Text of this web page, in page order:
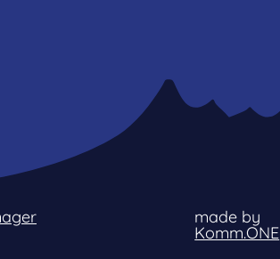
made by
Komm.ONE